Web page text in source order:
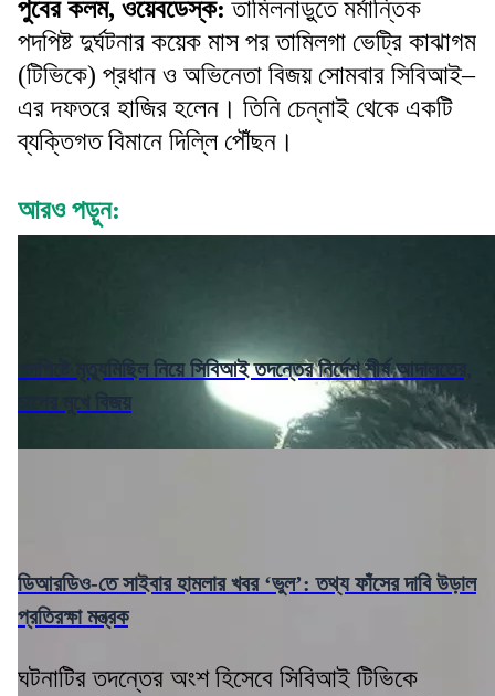
পুবের কলম, ওয়েবডেস্ক: তামিলনাড়ুতে মর্মান্তিক
পদপিষ্ট দুর্ঘটনার কয়েক মাস পর তামিলগা ভেট্রি কাঝাগম
(টিভিকে) প্রধান ও অভিনেতা বিজয় সোমবার সিবিআই–
এর দফতরে হাজির হলেন। তিনি চেন্নাই থেকে একটি
ব্যক্তিগত বিমানে দিল্লি পৌঁছন।
আরও পড়ুন:
পদপিষ্টে মৃত্যুমিছিল নিয়ে সিবিআই তদন্তের নির্দেশ শীর্ষ আদালতের,
চাপের মুখে বিজয়
ডিআরডিও-তে সাইবার হামলার খবর ‘ভুল’: তথ্য ফাঁসের দাবি উড়াল
প্রতিরক্ষা মন্ত্রক
ঘটনাটির তদন্তের অংশ হিসেবে সিবিআই টিভিকে